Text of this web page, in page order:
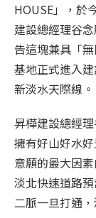
HOUSE」，於
建設總經理谷
告這塊兼具「
基地正式進入
新淡水天際線。
昇樺建設總經
擁有好山好水
意願的最大因
淡北快速道路
二脈一旦打通